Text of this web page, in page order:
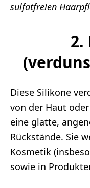
sulfatfreien
2.
Diese Silikone
von der Haut
eine glatte,
Rückstände. Sie
Kosmetik
sowie in